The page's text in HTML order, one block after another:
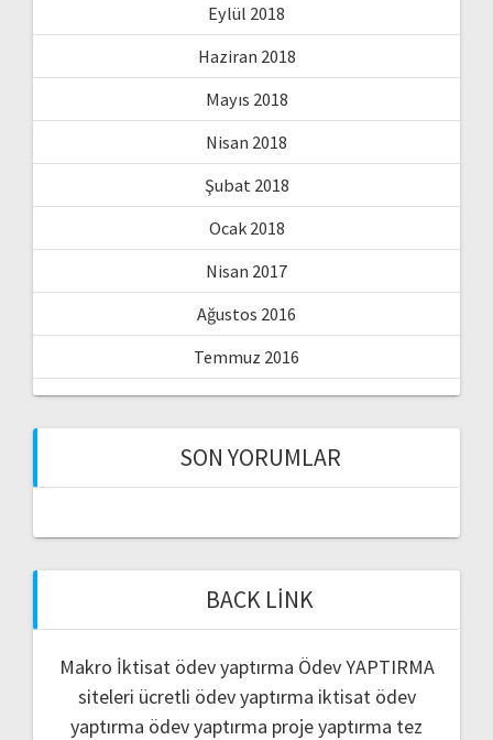
Eylül 2018
Haziran 2018
Mayıs 2018
Nisan 2018
Şubat 2018
Ocak 2018
Nisan 2017
Ağustos 2016
Temmuz 2016
SON YORUMLAR
BACK LINK
Makro İktisat ödev yaptırma Ödev YAPTIRMA
siteleri ücretli ödev yaptırma iktisat ödev
yaptırma ödev yaptırma proje yaptırma tez